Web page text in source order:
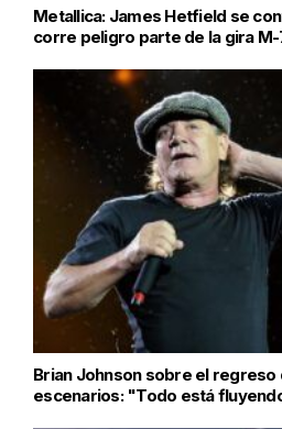
Metallica: James Hetfield se
corre peligro parte de la gira
Brian Johnson sobre el regreso
escenarios: "Todo está